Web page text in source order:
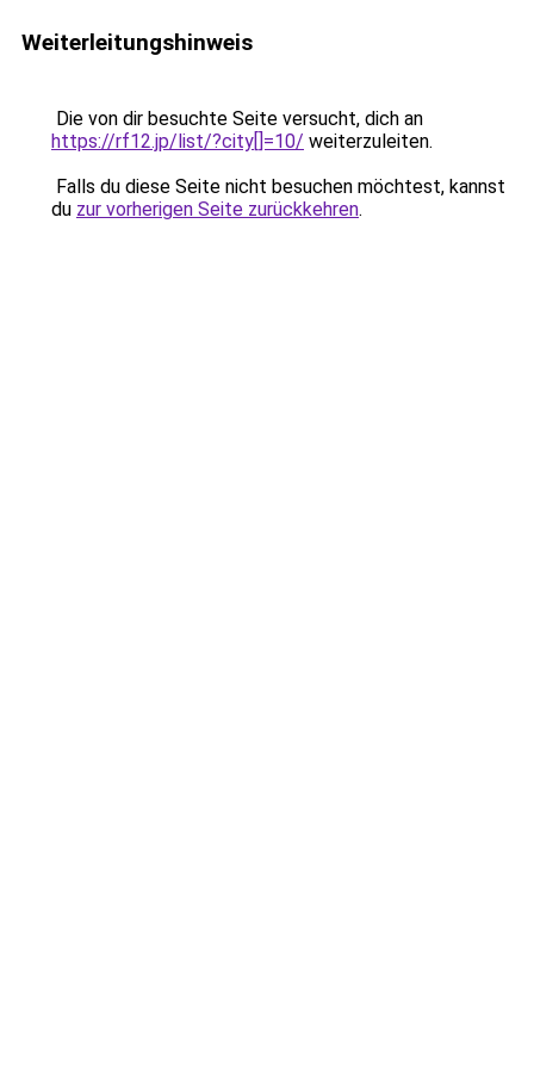
Weiterleitungshinweis
Die von dir besuchte Seite versucht, dich an
https://rf12.jp/list/?city[]=10/ weiterzuleiten.
Falls du diese Seite nicht besuchen möchtest, kannst
du zur vorherigen Seite zurückkehren.